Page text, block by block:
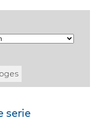
serie